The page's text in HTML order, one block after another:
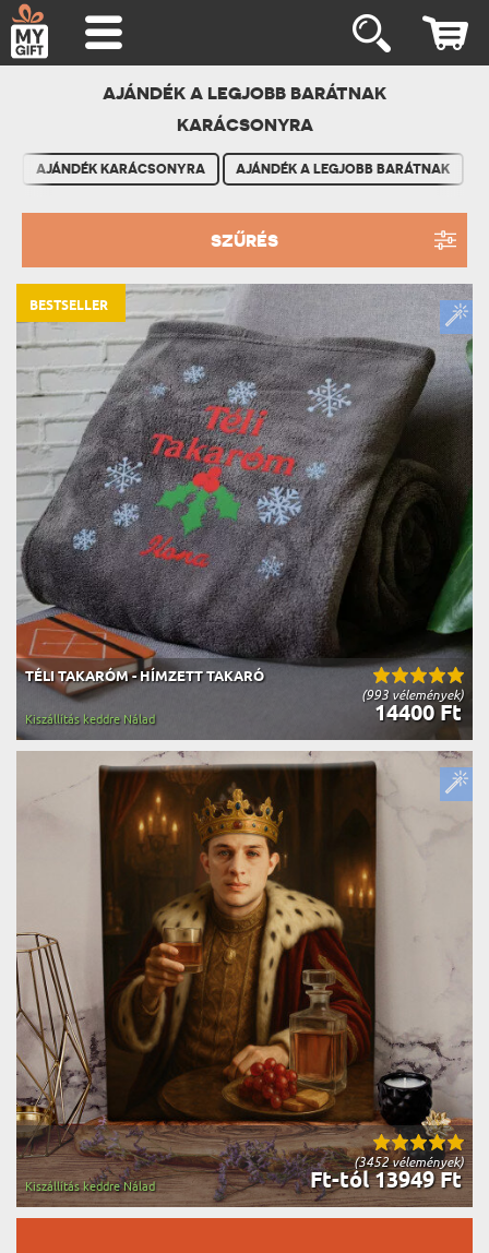
AJÁNDÉK A LEGJOBB BARÁTNAK
KARÁCSONYRA
AJÁNDÉK KARÁCSONYRA AJÁNDÉK A LEGJOBB BARÁTNAK
SZŰRÉS
(993 vélemények)
TÉLI TAKARÓM - HÍMZETT TAKARÓ
14400 Ft
Kiszállítás keddre Nálad
BESTSELLER
(3452 vélemények)
Ft-tól 13949 Ft
Kiszállítás keddre Nálad